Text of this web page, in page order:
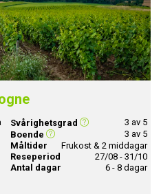
Svårighetsgrad
3 av 5
Boende
3 av 5
Måltider
Frukost & 2 middagar
Reseperiod
27/08 - 31/10
Antal dagar
6 - 8 dagar